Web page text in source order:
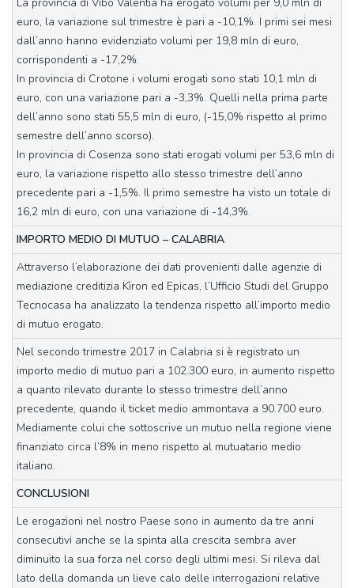
euro, la variazione sul trimestre è pari a -10,1%. I primi sei mesi
dall’anno hanno evidenziato volumi per 19,8 mln di euro,
corrispondenti a -17,2%.
In provincia di Crotone i volumi erogati sono stati 10,1 mln di
euro, con una variazione pari a -3,3%. Quelli nella prima parte
dell’anno sono stati 55,5 mln di euro, (-15,0% rispetto al primo
semestre dell’anno scorso).
In provincia di Cosenza sono stati erogati volumi per 53,6 mln di
euro, la variazione rispetto allo stesso trimestre dell’anno
precedente pari a -1,5%. Il primo semestre ha visto un totale di
16,2 mln di euro, con una variazione di -14,3%.
IMPORTO MEDIO DI MUTUO – CALABRIA
Attraverso l’elaborazione dei dati provenienti dalle agenzie di
mediazione creditizia Kìron ed Epicas, l’Ufficio Studi del Gruppo
Tecnocasa ha analizzato la tendenza rispetto all’importo medio
di mutuo erogato.
Nel secondo trimestre 2017 in Calabria si è registrato un
importo medio di mutuo pari a 102.300 euro, in aumento rispetto
a quanto rilevato durante lo stesso trimestre dell’anno
precedente, quando il ticket medio ammontava a 90.700 euro.
Mediamente colui che sottoscrive un mutuo nella regione viene
finanziato circa l’8% in meno rispetto al mutuatario medio
italiano.
CONCLUSIONI
Le erogazioni nel nostro Paese sono in aumento da tre anni
consecutivi anche se la spinta alla crescita sembra aver
diminuito la sua forza nel corso degli ultimi mesi. Si rileva dal
lato della domanda un lieve calo delle interrogazioni relative